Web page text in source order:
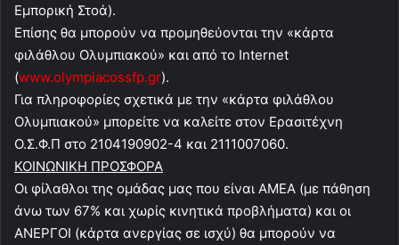
Εμπορική Στοά).
Επίσης θα μπορούν να προμηθεύονται την «κάρτα
φιλάθλου Ολυμπιακού» και από το Internet
(www.olympiacossfp.gr).
Για πληροφορίες σχετικά με την «κάρτα φιλάθλου
Ολυμπιακού» μπορείτε να καλείτε στον Ερασιτέχνη
Ο.Σ.Φ.Π στο 2104190902-4 και 2111007060.
ΚΟΙΝΩΝΙΚΗ ΠΡΟΣΦΟΡΑ
Οι φίλαθλοι της ομάδας μας που είναι ΑΜΕΑ (με πάθηση
άνω των 67% και χωρίς κινητικά προβλήματα) και οι
ΑΝΕΡΓΟΙ (κάρτα ανεργίας σε ισχύ) θα μπορούν να